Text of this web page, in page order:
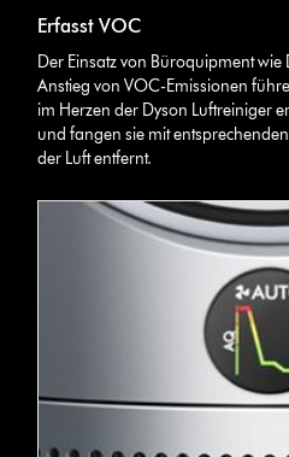
Erfasst VOC
Der Einsatz von Büroquipment
Anstieg von VOC-Emissionen
im Herzen der Dyson Luftreiniger
und fangen sie mit
der Luft entfernt.